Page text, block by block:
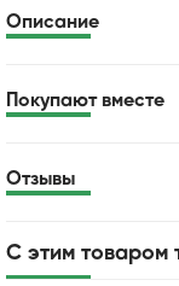
Описание
Покупают вместе
Отзывы
С этим товаром